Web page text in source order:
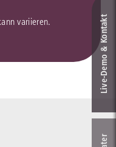
variieren.
Live‑Demo & Kontakt